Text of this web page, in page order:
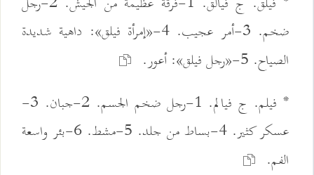
ضخم. 3-أمر عجيب. 4-«إمرأة فيلق»: داهية شديدة
الصياح. 5-«رجل فيلق»: أعور.
* فيلم. ج فيالم. 1-رجل ضخم الجسم. 2-جبان. 3-
عسكر كثير. 4-بساط من جلد. 5-مشط. 6-بئر واسعة
الفم.